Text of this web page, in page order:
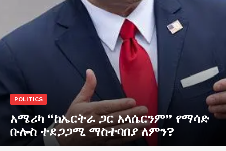
POLITICS
አሜሪካ “ከኤርትራ ጋር አላሴርንም” የማሳድ
ቡሎስ ተደጋጋሚ ማስተባበያ ለምን?